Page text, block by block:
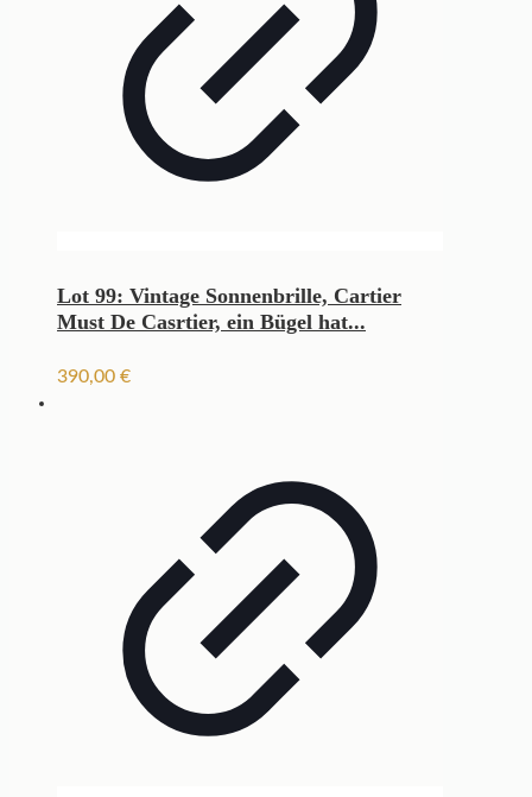
Lot 99: Vintage Sonnenbrille, Cartier
Must De Casrtier, ein Bügel hat...
390,00 €